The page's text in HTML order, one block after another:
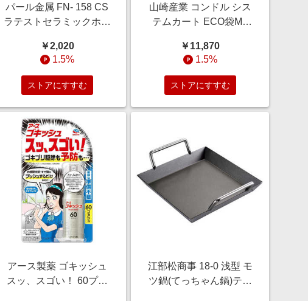
パール金属 FN- 158 CS
ラテストセラミックホウ
￥2,020
1.5%
ストアにすすむ
山崎産業 コンドル シス
テムカート ECO袋MT
CA875180XMBBR
￥11,870
1.5%
ストアにすすむ
アース製薬 ゴキッシュ
スッ、スゴい！ 60プッ
江部松商事 18-0 浅型 モ
ツ鍋(てっちゃん鍋)テフ